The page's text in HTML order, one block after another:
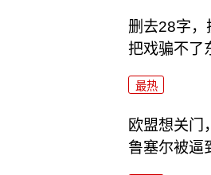
删去28字，
把戏骗不了
最热
欧盟想关门
鲁塞尔被逼